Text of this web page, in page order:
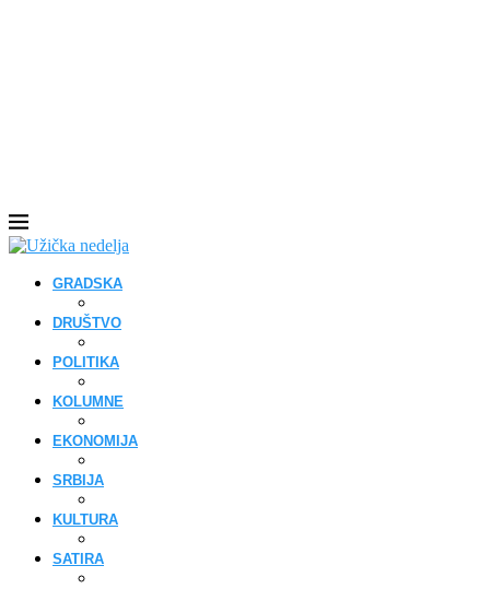
GRADSKA
DRUŠTVO
POLITIKA
KOLUMNE
EKONOMIJA
SRBIJA
KULTURA
SATIRA